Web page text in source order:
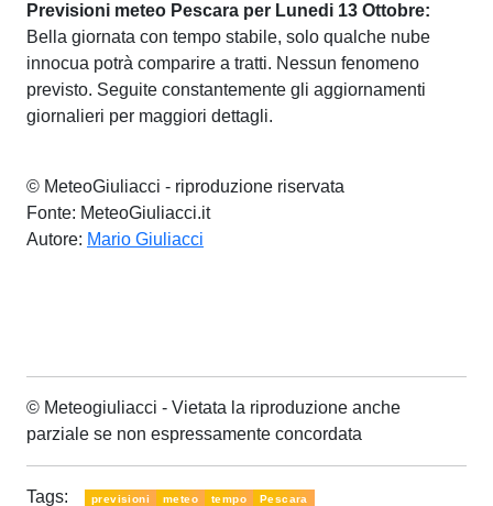
Previsioni meteo Pescara per Lunedi 13 Ottobre:
Bella giornata con tempo stabile, solo qualche nube
innocua potrà comparire a tratti. Nessun fenomeno
previsto. Seguite constantemente gli aggiornamenti
giornalieri per maggiori dettagli.
© MeteoGiuliacci - riproduzione riservata
Fonte: MeteoGiuliacci.it
Autore: Mario Giuliacci
© Meteogiuliacci - Vietata la riproduzione anche
parziale se non espressamente concordata
Tags: previsioni meteo tempo Pescara